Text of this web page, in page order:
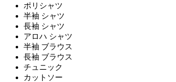
ポリシャツ
半袖 シャツ
長袖 シャツ
アロハ シャツ
半袖 ブラウス
長袖 ブラウス
チュニック
カットソー